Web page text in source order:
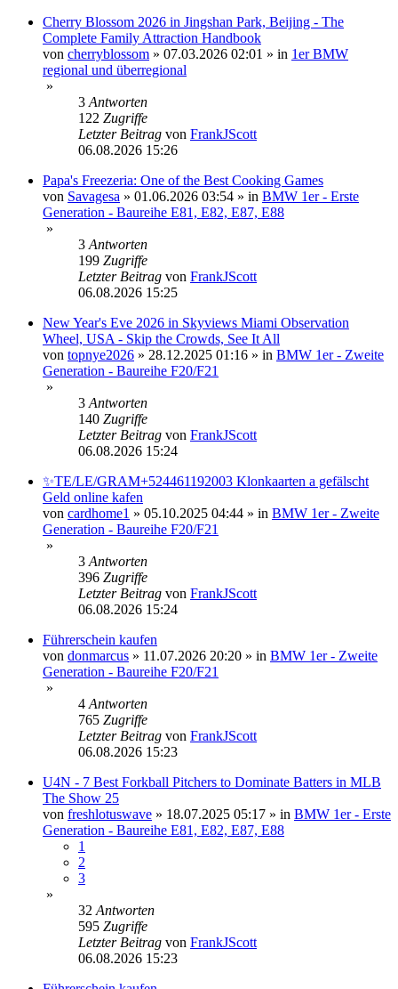
Cherry Blossom 2026 in Jingshan Park, Beijing - The
Complete Family Attraction Handbook
von cherryblossom » 07.03.2026 02:01 » in 1er BMW
regional und überregional
»
3 Antworten
122 Zugriffe
Letzter Beitrag von FrankJScott
06.08.2026 15:26
Papa's Freezeria: One of the Best Cooking Games
von Savagesa » 01.06.2026 03:54 » in BMW 1er - Erste
Generation - Baureihe E81, E82, E87, E88
»
3 Antworten
199 Zugriffe
Letzter Beitrag von FrankJScott
06.08.2026 15:25
New Year's Eve 2026 in Skyviews Miami Observation
Wheel, USA - Skip the Crowds, See It All
von topnye2026 » 28.12.2025 01:16 » in BMW 1er - Zweite
Generation - Baureihe F20/F21
»
3 Antworten
140 Zugriffe
Letzter Beitrag von FrankJScott
06.08.2026 15:24
✨TE/LE/GRAM+524461192003 Klonkaarten a gefälscht
Geld online kafen
von cardhome1 » 05.10.2025 04:44 » in BMW 1er - Zweite
Generation - Baureihe F20/F21
»
3 Antworten
396 Zugriffe
Letzter Beitrag von FrankJScott
06.08.2026 15:24
Führerschein kaufen
von donmarcus » 11.07.2026 20:20 » in BMW 1er - Zweite
Generation - Baureihe F20/F21
»
4 Antworten
765 Zugriffe
Letzter Beitrag von FrankJScott
06.08.2026 15:23
U4N - 7 Best Forkball Pitchers to Dominate Batters in MLB
The Show 25
von freshlotuswave » 18.07.2025 05:17 » in BMW 1er - Erste
Generation - Baureihe E81, E82, E87, E88
1
2
3
»
32 Antworten
595 Zugriffe
Letzter Beitrag von FrankJScott
06.08.2026 15:23